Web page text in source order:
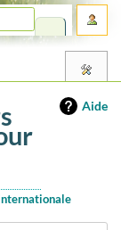
Aide